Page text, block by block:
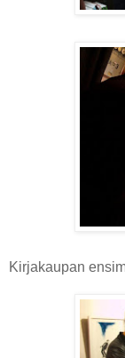
Kirjakaupan